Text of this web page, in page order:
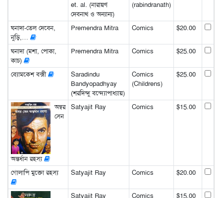
et. al. (নারায়ণ
দেবনাথ ও অন্যান্য)
(rabindranath)
ঘনাদা-তেল দেবেন,
নুড়ি,…
Premendra Mitra Comics $20.00
ঘনাদা (মশা, পোকা,
কাচ)
Premendra Mitra Comics $25.00
ব্যোমকেশ বক্সী
Saradindu
Bandyopadhyay
(শরদিন্দু বন্দ্যোপাধ্যায়)
Comics
(Childrens)
$25.00
অম্বর
সেন
অন্তর্ধান রহস্য
Satyajit Ray Comics $15.00
গোলাপি মুক্তো রহস্য Satyajit Ray Comics $20.00
Satyajit Ray Comics $15.00